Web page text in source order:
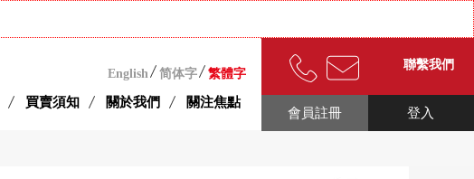
English 简体字 繁體字
買賣須知 關於我們 關注焦點
聯繫我們
登入
會員註冊